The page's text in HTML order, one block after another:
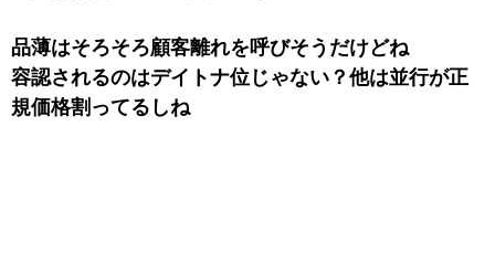
品薄はそろそろ顧客離れを呼びそうだけどね
容認されるのはデイトナ位じゃない？他は並行が正
規価格割ってるしね